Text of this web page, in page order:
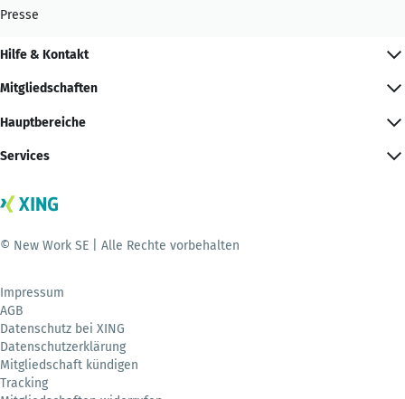
Presse
Hilfe & Kontakt
Mitgliedschaften
Hauptbereiche
Services
© New Work SE | Alle Rechte vorbehalten
Impressum
AGB
Datenschutz bei XING
Datenschutzerklärung
Mitgliedschaft kündigen
Tracking